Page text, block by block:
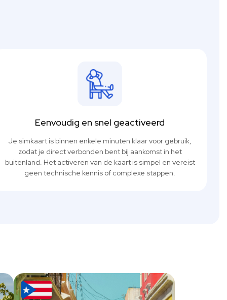
Eenvoudig en snel geactiveerd
Je simkaart is binnen enkele minuten klaar voor gebruik,
zodat je direct verbonden bent bij aankomst in het
buitenland. Het activeren van de kaart is simpel en vereist
geen technische kennis of complexe stappen.